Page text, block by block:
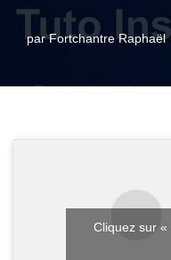
parFortchantre Raphaël
Cliquez sur «